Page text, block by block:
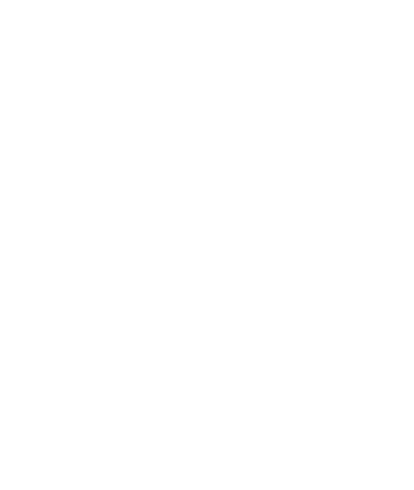
lyže, nafukovací kola, kánoe, atd.)